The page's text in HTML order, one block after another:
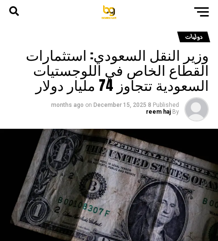
دوليات
وزير النقل السعودي: استثمارات
القطاع الخاص في اللوجستيات
السعودية تتجاوز 74 مليار دولار
Published
8 months ago
on December 15, 2025
By
reem haj